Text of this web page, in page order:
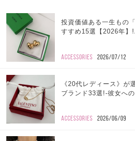
投資価値ある一生もの
すすめ15選【2026年】
ACCESSORIES 2026/07/12
《20代レディース》が
ブランド33選!-彼女へ
ACCESSORIES 2026/06/09